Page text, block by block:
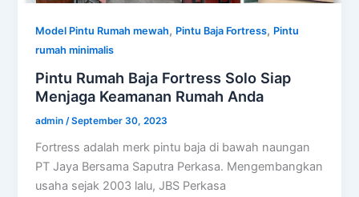
Model Pintu Rumah mewah, Pintu Baja Fortress, Pintu
rumah minimalis
Pintu Rumah Baja Fortress Solo Siap
Menjaga Keamanan Rumah Anda
admin /September 30, 2023
Fortress adalah merk pintu baja di bawah naungan
PT Jaya Bersama Saputra Perkasa. Mengembangkan
usaha sejak 2003 lalu, JBS Perkasa